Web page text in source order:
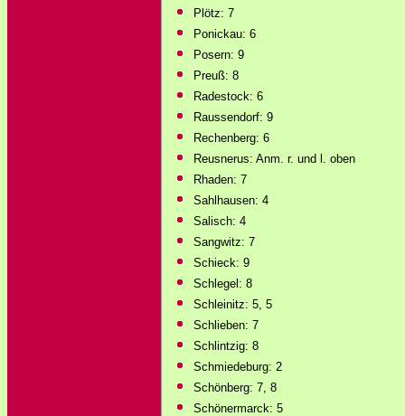
Plötz: 7
Ponickau: 6
Posern: 9
Preuß: 8
Radestock: 6
Raussendorf: 9
Rechenberg: 6
Reusnerus: Anm. r. und l. oben
Rhaden: 7
Sahlhausen: 4
Salisch: 4
Sangwitz: 7
Schieck: 9
Schlegel: 8
Schleinitz: 5, 5
Schlieben: 7
Schlintzig: 8
Schmiedeburg: 2
Schönberg: 7, 8
Schönermarck: 5